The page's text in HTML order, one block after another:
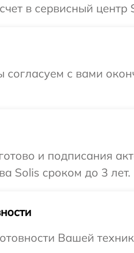
в сервисный центр
с вами
и подписания
Solis сроком до 3 лет.
Вашей